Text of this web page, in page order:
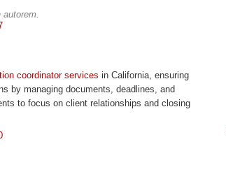
coordinator services in California, ensuring
by managing documents, deadlines, and
to focus on client relationships and closing